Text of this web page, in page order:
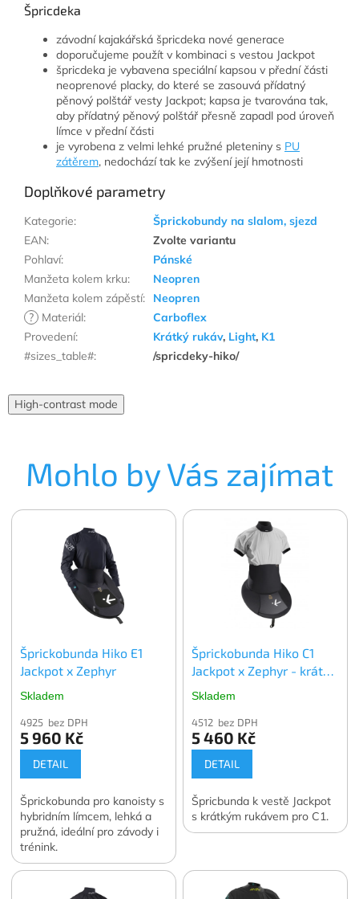
Špricdeka
závodní kajakářská špricdeka nové generace
doporučujeme použít v kombinaci s vestou Jackpot
špricdeka je vybavena speciální kapsou v přední části
neoprenové placky, do které se zasouvá přídatný
pěnový polštář vesty Jackpot; kapsa je tvarována tak,
aby přídatný pěnový polštář přesně zapadl pod úroveň
límce v přední části
je vyrobena z velmi lehké pružné pleteniny s PU
zátěrem, nedochází tak ke zvýšení její hmotnosti
Doplňkové parametry
Kategorie:
Šprickobundy na slalom, sjezd
EAN:
Zvolte variantu
Pohlaví:
Pánské
Manžeta kolem krku:
Neopren
Manžeta kolem zápěstí:
Neopren
?
Materiál:
Carboflex
Provedení: Krátký rukáv, Light, K1
#sizes_table#: /spricdeky-hiko/
High-contrast mode
Mohlo by Vás zajímat
Šprickobunda Hiko E1
Jackpot x Zephyr
Skladem
4925 bez DPH
5 960 Kč
DETAIL
Šprickobunda pro kanoisty s
hybridním límcem, lehká a
pružná, ideální pro závody i
trénink.
Šprickobunda Hiko C1
Jackpot x Zephyr - krátký
Skladem
4512 bez DPH
5 460 Kč
DETAIL
Špricbunda k vestě Jackpot
s krátkým rukávem pro C1.